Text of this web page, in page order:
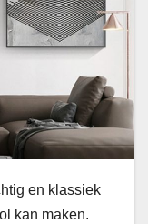
en klassiek
kan maken.